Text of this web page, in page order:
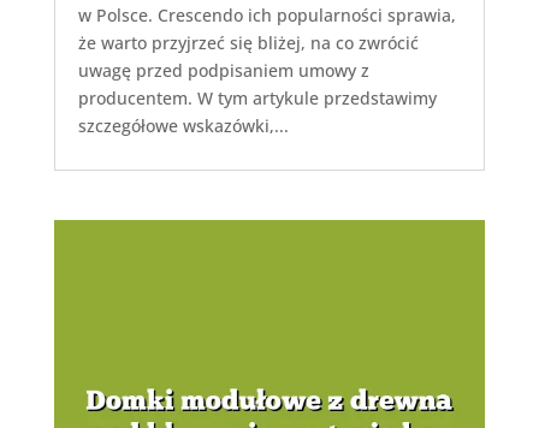
w Polsce. Crescendo ich popularności sprawia,
że warto przyjrzeć się bliżej, na co zwrócić
uwagę przed podpisaniem umowy z
producentem. W tym artykule przedstawimy
szczegółowe wskazówki,...